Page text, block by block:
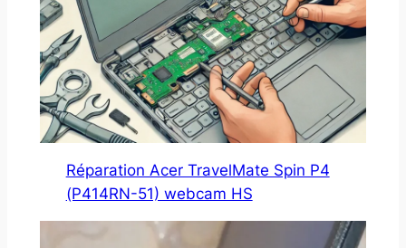
Réparation Acer TravelMate Spin P4
(P414RN-51) webcam HS